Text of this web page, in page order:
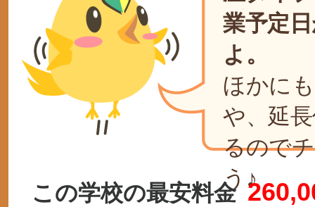
業予定
よ。
ほかに
や、延
るので
う♪
この学校の最安料金